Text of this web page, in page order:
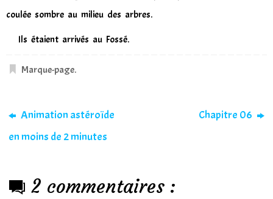
coulée sombre au milieu des arbres.
Ils étaient arrivés au Fossé.
Marque-page.
Animation astéroïde
en moins de 2 minutes
Chapitre 06
2 commentaires :